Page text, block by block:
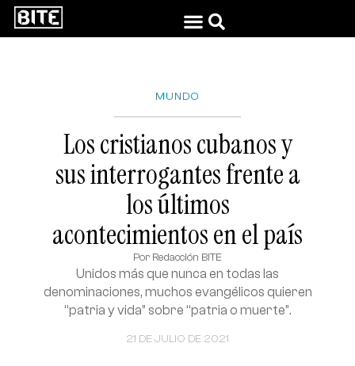
MUNDO
Los cristianos cubanos y
sus interrogantes frente a
los últimos
acontecimientos en el país
Por Redacción BITE
21 DE JULIO DE 2021
Unidos más que nunca en todas las
denominaciones, muchos evangélicos quieren
“patria y vida” sobre “patria o muerte”.